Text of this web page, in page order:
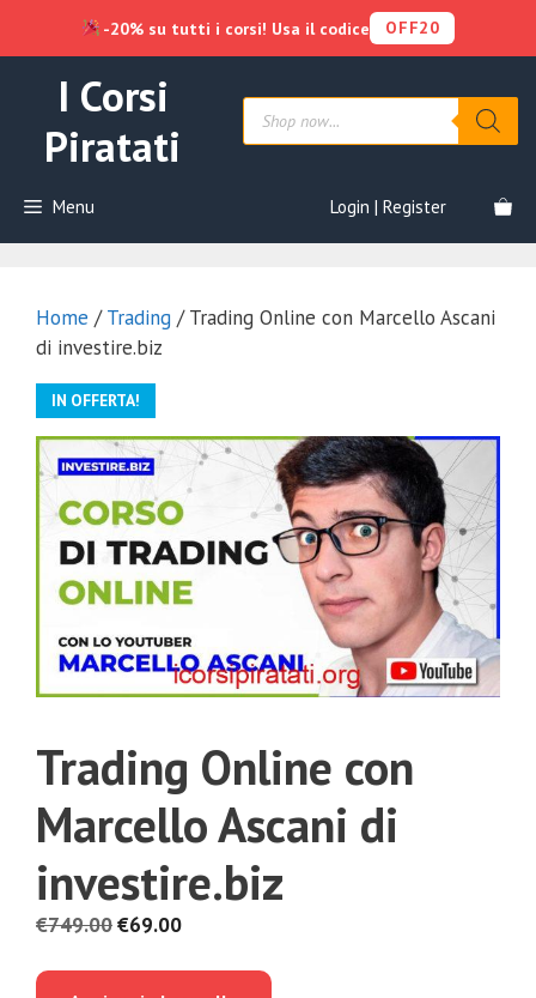
contenuto
I Corsi
Piratati
Products
search
Menu Login | Register
Home /Trading / Trading Online con Marcello Ascani
di investire.biz
IN OFFERTA!
Trading Online con
Marcello Ascani di
investire.biz
€749.00Il
€69.00Il
-20% su tutti i corsi! Usa il codice OFF20